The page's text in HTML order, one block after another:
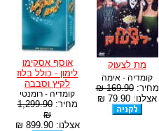
מת לצעוק
קומדיה - אימה
מחיר:169.90 ₪
אצלנו: 79.90 ₪
אוסף אסקימו
לימון - כולל בלוז
לקיץ וסבבה
קומדיה - רומנטי
מחיר:1,299.90
₪
אצלנו: 899.90 ₪